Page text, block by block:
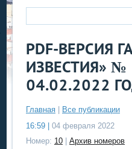
PDF-ВЕРСИЯ
ИЗВЕСТИЯ» №
04.02.2022
Главная
Все публикации
16:59 |
04 февраля 2022
Номер: 10 Архив номеров